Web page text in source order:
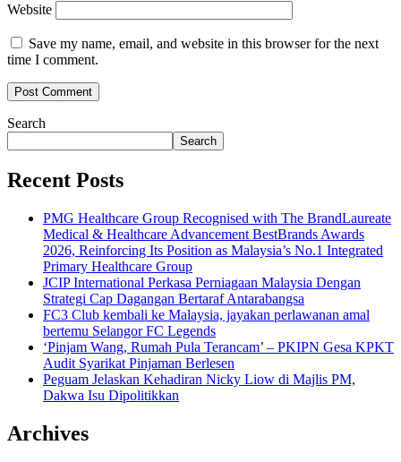
Website
Save my name, email, and website in this browser for the next
time I comment.
Search
Search
Recent Posts
PMG Healthcare Group Recognised with The BrandLaureate
Medical & Healthcare Advancement BestBrands Awards
2026, Reinforcing Its Position as Malaysia’s No.1 Integrated
Primary Healthcare Group
JCIP International Perkasa Perniagaan Malaysia Dengan
Strategi Cap Dagangan Bertaraf Antarabangsa
FC3 Club kembali ke Malaysia, jayakan perlawanan amal
bertemu Selangor FC Legends
‘Pinjam Wang, Rumah Pula Terancam’ – PKIPN Gesa KPKT
Audit Syarikat Pinjaman Berlesen
Peguam Jelaskan Kehadiran Nicky Liow di Majlis PM,
Dakwa Isu Dipolitikkan
Archives